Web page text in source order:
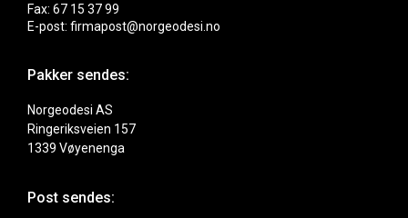
Fax: 67 15 37 99
E-post: firmapost@norgeodesi.no
Pakker sendes:
Norgeodesi AS
Ringeriksveien 157
1339 Vøyenenga
Post sendes: